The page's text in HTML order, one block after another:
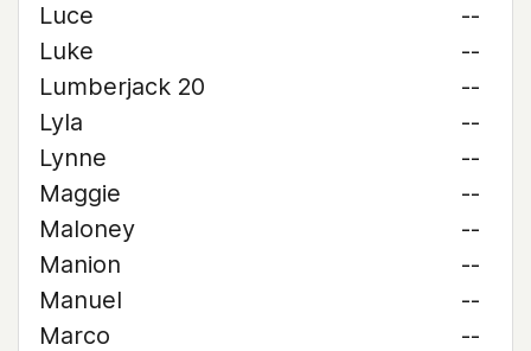
Luce
--
Luke
--
Lumberjack 20
--
Lyla
--
Lynne
--
Maggie
--
Maloney
--
Manion
--
Manuel
--
Marco
--